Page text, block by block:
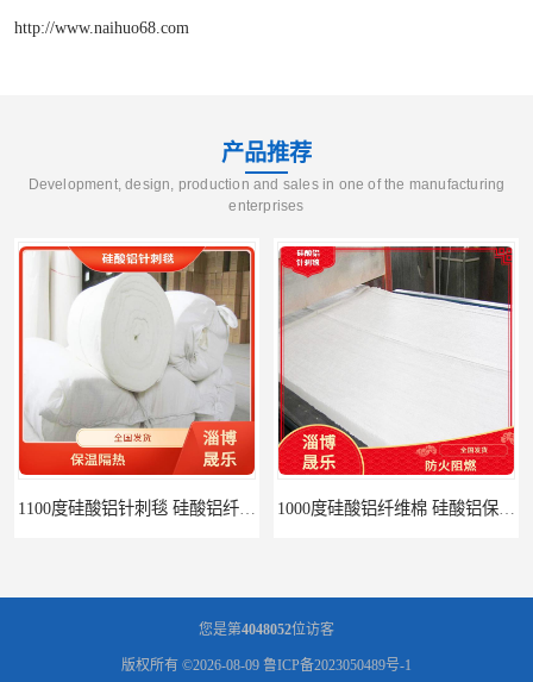
http://www.naihuo68.com
产品推荐
Development, design, production and sales in one of the manufacturing
enterprises
您是第4048052位访客
版权所有 ©2026-08-09 鲁ICP备2023050489号-1